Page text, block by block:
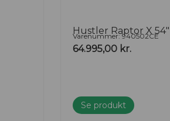
Hustler Raptor X 54″
Varenummer: 940502CE
64.995,00 kr.
Se produkt